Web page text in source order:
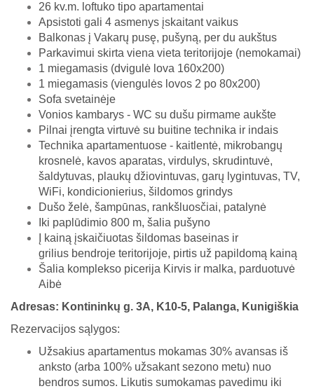
26 kv.m. loftuko tipo apartamentai
Apsistoti gali 4 asmenys įskaitant vaikus
Balkonas į Vakarų pusę, pušyną, per du aukštus
Parkavimui skirta viena vieta teritorijoje (nemokamai)
1 miegamasis (dvigulė lova 160x200)
1 miegamasis (viengulės lovos 2 po 80x200)
Sofa svetainėje
Vonios kambarys - WC su dušu pirmame aukšte
Pilnai įrengta virtuvė su buitine technika ir indais
Technika apartamentuose - kaitlentė, mikrobangų
krosnelė, kavos aparatas, virdulys, skrudintuvė,
šaldytuvas, plaukų džiovintuvas, garų lygintuvas, TV,
WiFi, kondicionierius, šildomos grindys
Dušo želė, šampūnas, rankšluosčiai, patalynė
Iki paplūdimio 800 m, šalia pušyno
Į kainą įskaičiuotas šildomas baseinas ir
grilius bendroje teritorijoje, pirtis už papildomą kainą
Šalia komplekso picerija Kirvis ir malka, parduotuvė
Aibė
Adresas: Kontininkų g. 3A, K10-5, Palanga, Kunigiškia
Rezervacijos sąlygos:
Užsakius apartamentus mokamas 30% avansas iš
anksto (arba 100% užsakant sezono metu) nuo
bendros sumos. Likutis sumokamas pavedimu iki